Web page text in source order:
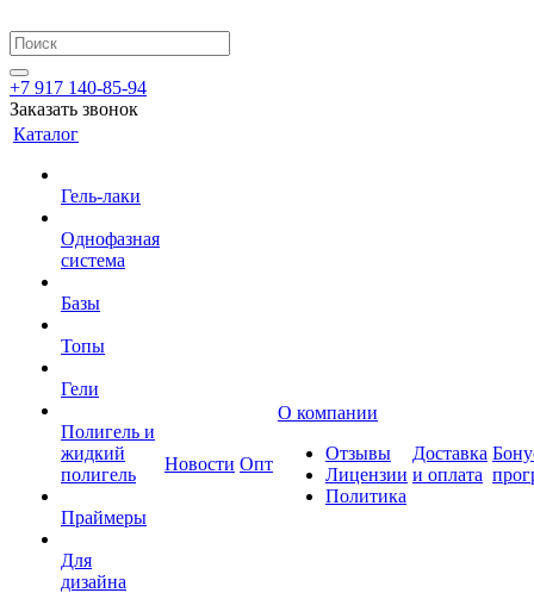
+7 917 140-85-94
Заказать звонок
Каталог
Гель-лаки
Однофазная
система
Базы
Топы
Гели
Полигель и
жидкий
полигель
Праймеры
Для
дизайна
Новости Опт
О компании
Отзывы
Лицензии
Политика
Доставка
и оплата